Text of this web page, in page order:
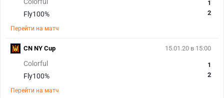
Fly100%
1
2
Перейти на матч
15.01.20 в 15:00
Colorful
Fly100%
1
2
Перейти на матч
CN NY Cup